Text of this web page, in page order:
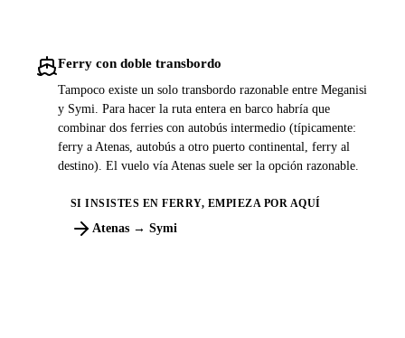
Ferry con doble transbordo
Tampoco existe un solo transbordo razonable entre Meganisi
y Symi. Para hacer la ruta entera en barco habría que
combinar dos ferries con autobús intermedio (típicamente:
ferry a Atenas, autobús a otro puerto continental, ferry al
destino). El vuelo vía Atenas suele ser la opción razonable.
SI INSISTES EN FERRY, EMPIEZA POR AQUÍ
Atenas → Symi